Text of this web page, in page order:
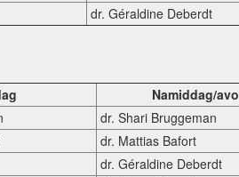
dr. Géraldine Deberdt
Namiddag/
dr. Shari Bruggeman
dr. Mattias Bafort
dr. Géraldine Deberdt